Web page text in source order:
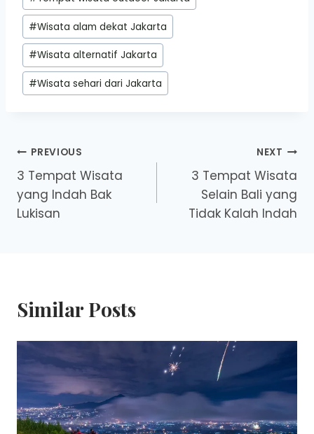
#Wisata alam dekat Jakarta
#Wisata alternatif Jakarta
#Wisata sehari dari Jakarta
Post
navigation
PREVIOUS
3 Tempat Wisata
yang Indah Bak
Lukisan
NEXT
3 Tempat Wisata
Selain Bali yang
Tidak Kalah Indah
Similar Posts